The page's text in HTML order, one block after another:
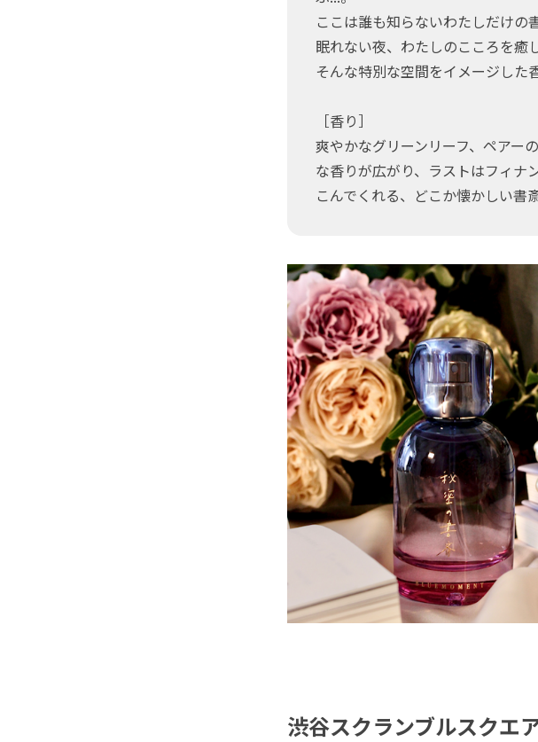
ここは誰も知らないわたしだけの
眠れない夜、わたしのこころを癒
そんな特別な空間をイメージした
［香り］
爽やかなグリーンリーフ、ペアー
な香りが広がり、ラストはフィナ
こんでくれる、どこか懐かしい書
渋谷スクランブルスクエ